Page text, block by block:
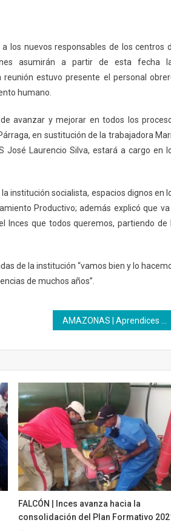
los nuevos responsables de los centros
asumirán a partir de esta fecha
estuvo presente el personal
humano.
avanzar y mejorar en todos los
en sustitución de la trabajadora
José Laurencio Silva, estará a cargo en
institución socialista, espacios dignos en
Productivo; además explicó que
Inces que todos queremos, partiendo de
de la institución “vamos bien y lo
de muchos años”.
AMAZONAS | Aprendices Inces se forman en Legislación Laboral
FALCÓN | Inces avanza hacia la
consolidación del Plan Formativo